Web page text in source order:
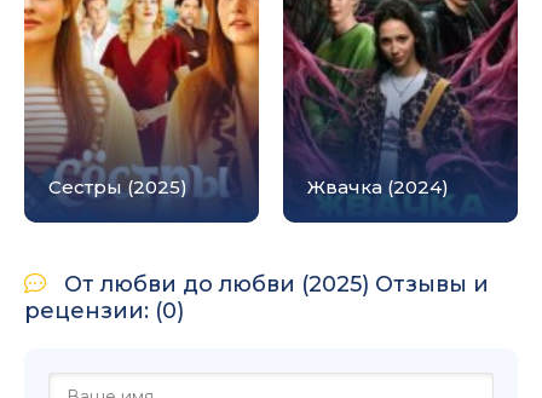
Сестры (2025) Жвачка (2024)
От любви до любви (2025) Отзывы и
рецензии: (0)